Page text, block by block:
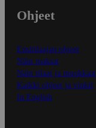
Ohjeet
Ensitilaajan ohjeet
Näin maksat
Näin tilaat ja muokkaat
Kaikki ohjeet ja vinkit
In English